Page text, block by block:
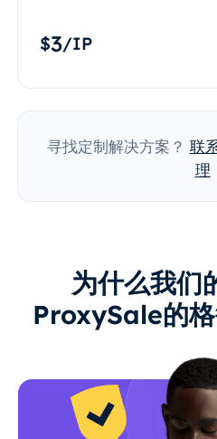
$3/IP
寻找定制解决方案？ 联
理
为什么我们
ProxySale的